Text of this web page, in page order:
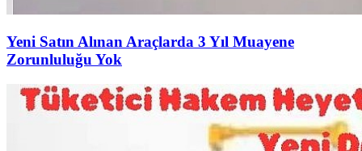
Yeni Satın Alınan Araçlarda 3 Yıl Muayene
Zorunluluğu Yok